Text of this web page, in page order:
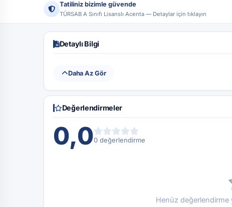
Tüm Fotoğraflar (1)
Tatiliniz bizimle güvende
TÜRSAB A Sınıfı Lisanslı Acenta — Detaylar için tıklayın
Ünvan:Tatildeyap Turizm Seyahat Acentası Lisans No:17444 —
Detaylı Bilgi
Daha Az Gör
Değerlendirmeler
0,00 değerlendirme
Henüz değerlendirme